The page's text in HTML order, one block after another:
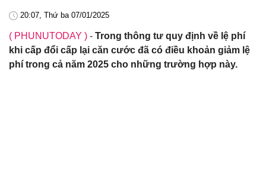
20:07, Thứ ba 07/01/2025
( PHUNUTODAY ) - Trong thông tư quy định về lệ phí
khi cấp đổi cấp lại căn cước đã có điều khoản giảm lệ
phí trong cả năm 2025 cho những trường hợp này.